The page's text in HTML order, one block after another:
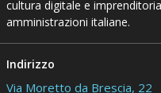
cultura digitale e
amministrazioni italiane.
Indirizzo
Via Moretto da Brescia, 22